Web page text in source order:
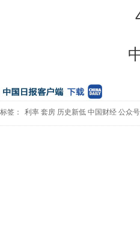
标签： 利率 套房 历史新低 中国财经 公众号